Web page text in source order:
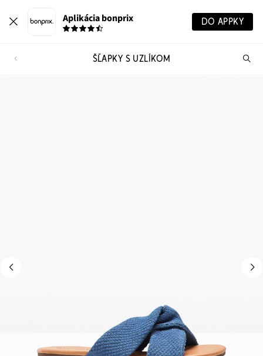
Aplikácia bonprix DO APPKY
ŠĽAPKY S UZLÍKOM